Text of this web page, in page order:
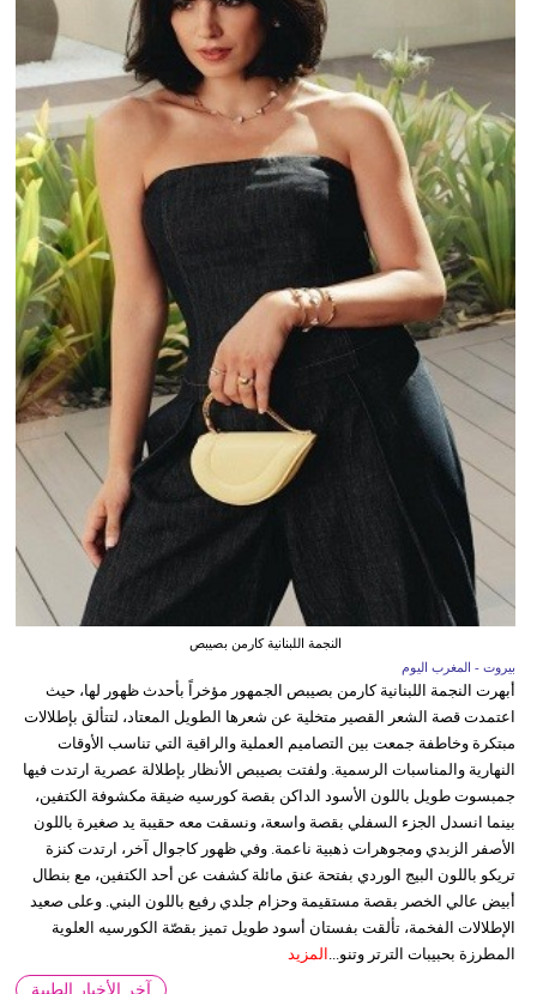
النجمة اللبنانية كارمن بصيبص
بيروت - المغرب اليوم
أبهرت النجمة اللبنانية كارمن بصيبص الجمهور مؤخراً بأحدث ظهور لها، حيث
اعتمدت قصة الشعر القصير متخلية عن شعرها الطويل المعتاد، لتتألق بإطلالات
مبتكرة وخاطفة جمعت بين التصاميم العملية والراقية التي تناسب الأوقات
النهارية والمناسبات الرسمية. ولفتت بصيبص الأنظار بإطلالة عصرية ارتدت فيها
جمبسوت طويل باللون الأسود الداكن بقصة كورسيه ضيقة مكشوفة الكتفين،
بينما انسدل الجزء السفلي بقصة واسعة، ونسقت معه حقيبة يد صغيرة باللون
الأصفر الزبدي ومجوهرات ذهبية ناعمة. وفي ظهور كاجوال آخر، ارتدت كنزة
تريكو باللون البيج الوردي بفتحة عنق مائلة كشفت عن أحد الكتفين، مع بنطال
أبيض عالي الخصر بقصة مستقيمة وحزام جلدي رفيع باللون البني. وعلى صعيد
الإطلالات الفخمة، تألقت بفستان أسود طويل تميز بقصّة الكورسيه العلوية
المطرزة بحبيبات الترتر وتنو... المزيد
آخر الأخبار الطبية